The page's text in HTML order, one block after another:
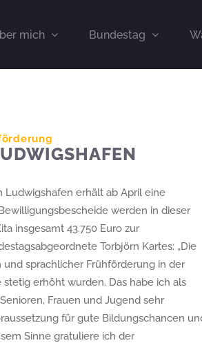
mich Bundestag
Ludwigshafen erhält ab April eine
werden in dieser
insgesamt 43.750 Euro zur
Torbjörn Kartes: „Die
sprachlicher Frühförderung in der
erhöht wurden. Das habe ich als
Frauen und Jugend sehr
für gute Bildungschancen
Sinne gratuliere ich der